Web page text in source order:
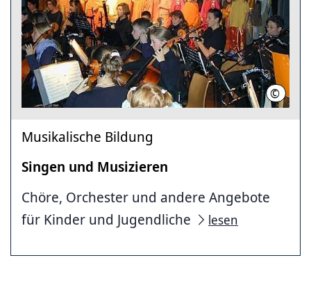
©
Musikalische Bildung
Singen und Musizieren
Chöre, Orchester und andere Angebote
für Kinder und Jugendliche
lesen